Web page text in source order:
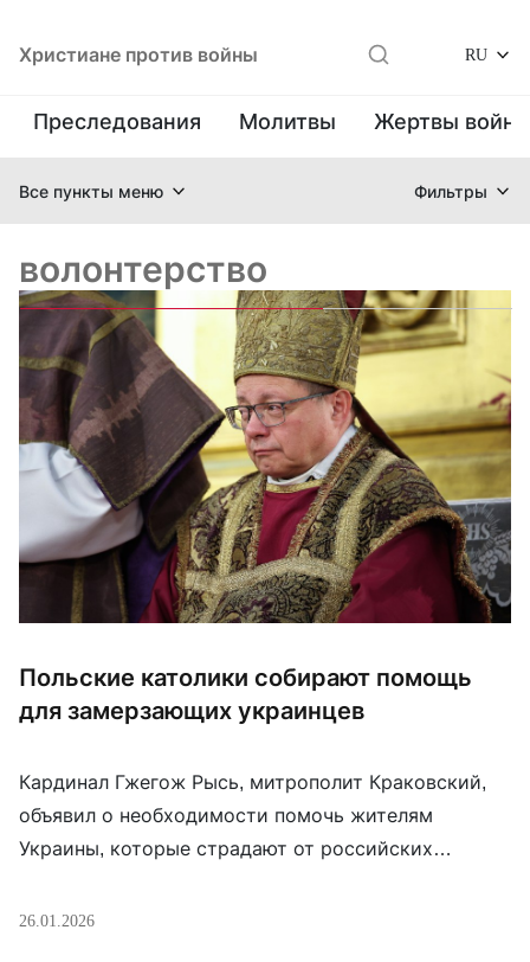
Христиане против войны RU
Преследования Молитвы Жертвы
Все пункты меню Фильтры
волонтерство
Польские католики собирают помощь
для замерзающих украинцев
Кардинал Гжегож Рысь, митрополит Краковский,
объявил о необходимости помочь жителям
Украины, которые страдают от российских
“Сестры и братья, мы не можем оставаться
26.01.2026